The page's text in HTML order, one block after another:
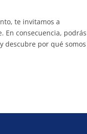
te invitamos a
En consecuencia, podrás
descubre por qué